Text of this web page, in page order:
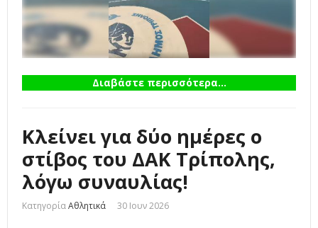
Διαβάστε περισσότερα...
Κλείνει για δύο ημέρες ο
στίβος του ΔΑΚ Τρίπολης,
λόγω συναυλίας!
ΚατηγορίαΑθλητικά 30 Ιουν 2026